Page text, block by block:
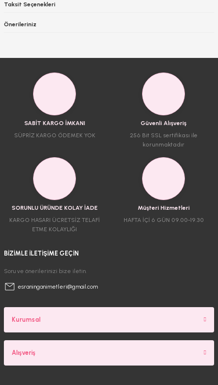
Taksit Seçenekleri
Önerileriniz
SABİT KARGO İMKANI
SÜPRİZ KARGO ÖDEMEK YOK
Güvenli Alışveriş
256 Bit SSL sertifikası ile
korunmaktadır
SORUNLU ÜRÜNDE KOLAY İADE
KARGO HASARI ÜCRETSİZ TELAFİ
ETME KOLAYLIĞI
Müşteri Hizmetleri
HAFTA İÇİ 6 GÜN 09.00-19.30
BİZİMLE İLETİŞİME GEÇİN
Soru ve önerilerinizi bize iletin.
esraninganimetleri@gmail.com
Kurumsal
Alışveriş